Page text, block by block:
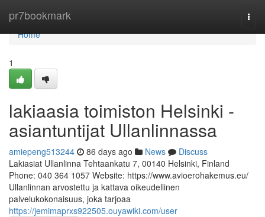
pr7bookmark
Home
Home
1
lakiaasia toimiston Helsinki -
asiantuntijat Ullanlinnassa
amiepeng513244 86 days ago News
Discuss
Lakiasiat Ullanlinna Tehtaankatu 7, 00140 Helsinki, Finland
Phone: 040 364 1057 Website: https://www.avioerohakemus.eu/
Ullanlinnan arvostettu ja kattava oikeudellinen
palvelukokonaisuus, joka tarjoaa
https://jemimaprxs922505.ouyawiki.com/user